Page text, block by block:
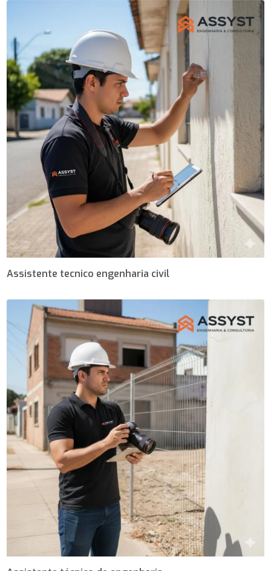
Assistente tecnico engenharia civil